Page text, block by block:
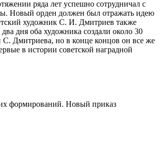
ряда лет успешно сотрудничал с
Новый орден должен был отражать идею
художник С. И. Дмитриев также
два дня оба художника создали около 30
С. Дмитриева, но в конце концов он все же
в истории советской наградной
формирований. Новый приказ